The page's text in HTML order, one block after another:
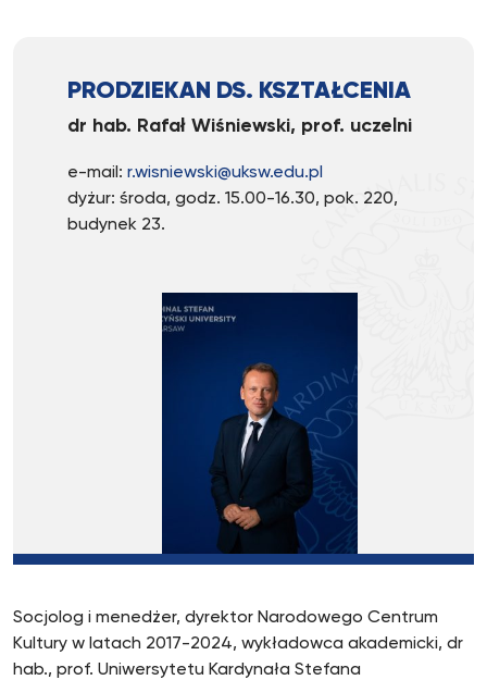
PRODZIEKAN DS. KSZTAŁCENIA
dr hab. Rafał Wiśniewski, prof. uczelni
e-mail: r.wisniewski@uksw.edu.pl
dyżur: środa, godz. 15.00-16.30, pok. 220,
budynek 23.
Socjolog i menedżer, dyrektor Narodowego Centrum
Kultury w latach 2017-2024, wykładowca akademicki, dr
hab., prof. Uniwersytetu Kardynała Stefana